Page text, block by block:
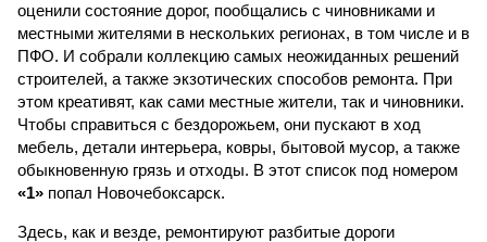
оценили состояние дорог, пообщались с чиновниками и
местными жителями в нескольких регионах, в том числе и в
ПФО. И собрали коллекцию самых неожиданных решений
строителей, а также экзотических способов ремонта. При
этом креативят, как сами местные жители, так и чиновники.
Чтобы справиться с бездорожьем, они пускают в ход
мебель, детали интерьера, ковры, бытовой мусор, а также
обыкновенную грязь и отходы. В этот список под номером
«1» попал Новочебоксарск.
Здесь, как и везде, ремонтируют разбитые дороги